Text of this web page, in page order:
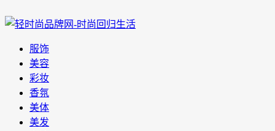
服饰
美容
彩妆
香氛
美体
美发